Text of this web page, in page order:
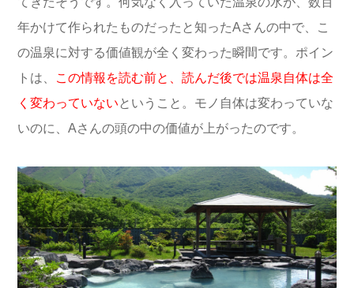
年かけて作られたものだったと知ったAさんの中で、こ
の温泉に対する価値観が全く変わった瞬間です。ポイン
トは、
この情報を読む前と、読んだ後では温泉自体は全
く変わっていない ということ。モノ自体は変わっていな
いのに、Aさんの頭の中の価値が上がったのです。